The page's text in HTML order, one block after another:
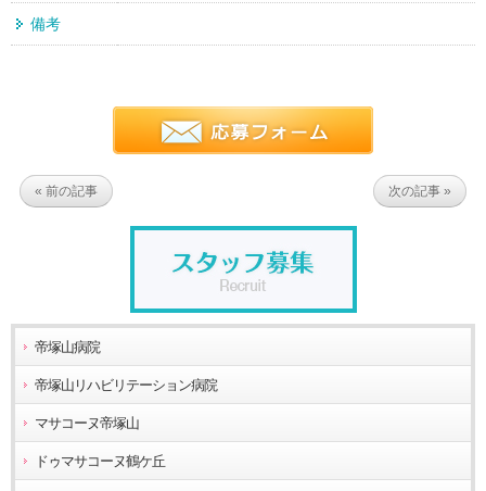
備考
« 前の記事 次の記事 »
帝塚山病院
帝塚山リハビリテーション病院
マサコーヌ帝塚山
ドゥマサコーヌ鶴ケ丘